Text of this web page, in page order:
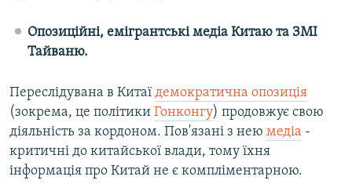
Опозиційні, емігрантські медіа Китаю та ЗМІ
Тайваню.
Переслідувана в Китаї демократична опозиція
(зокрема, це політики Гонконгу) продовжує свою
діяльність за кордоном. Пов'язані з нею медіа -
критичні до китайської влади, тому їхня
інформація про Китай не є компліментарною.